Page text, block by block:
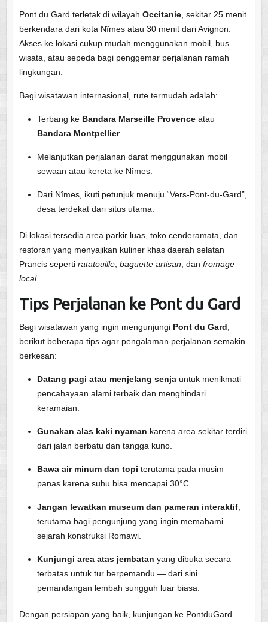
Pont du Gard terletak di wilayah Occitanie, sekitar 25 menit
berkendara dari kota Nîmes atau 30 menit dari Avignon.
Akses ke lokasi cukup mudah menggunakan mobil, bus
wisata, atau sepeda bagi penggemar perjalanan ramah
lingkungan.
Bagi wisatawan internasional, rute termudah adalah:
Terbang ke Bandara Marseille Provenceatau
Bandara Montpellier.
Melanjutkan perjalanan darat menggunakan mobil
sewaan atau kereta ke Nîmes.
Dari Nîmes, ikuti petunjuk menuju “Vers-Pont-du-Gard”,
desa terdekat dari situs utama.
Di lokasi tersedia area parkir luas, toko cenderamata, dan
restoran yang menyajikan kuliner khas daerah selatan
Prancis seperti ratatouille, baguette artisan , dan fromage
local.
Tips Perjalanan ke Pont du Gard
Bagi wisatawan yang ingin mengunjungi Pont du Gard
berikut beberapa tips agar pengalaman perjalanan semakin
berkesan:
Datang pagi atau menjelang senjauntuk menikmati
pencahayaan alami terbaik dan menghindari
keramaian.
Gunakan alas kaki nyaman karena area sekitar terdiri
dari jalan berbatu dan tangga kuno.
Bawa air minum dan topi terutama pada musim
panas karena suhu bisa mencapai 30°C.
Jangan lewatkan museum dan pameran interaktif,
terutama bagi pengunjung yang ingin memahami
sejarah konstruksi Romawi.
Kunjungi area atas jembatan yang dibuka secara
terbatas untuk tur berpemandu — dari sini
pemandangan lembah sungguh luar biasa.
Dengan persiapan yang baik, kunjungan ke PontduGard